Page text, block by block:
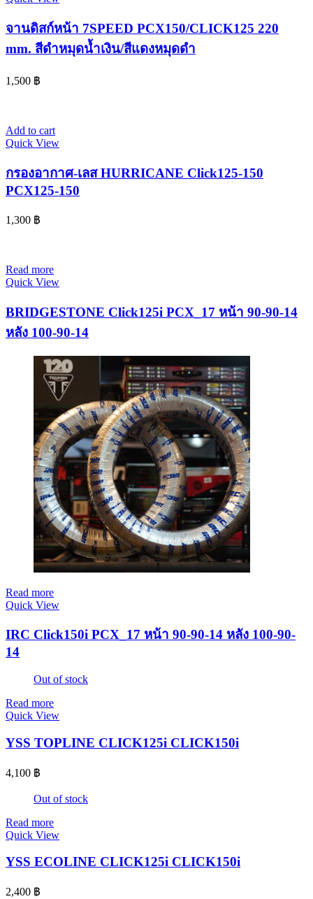
จานดิสก์หน้า 7SPEED PCX150/CLICK125 220
mm. สีดำหมุดน้ำเงิน/สีแดงหมุดดำ
1,500 ฿
Add to cart
Quick View
กรองอากาศ-เลส HURRICANE Click125-150
PCX125-150
1,300 ฿
Read more
Quick View
BRIDGESTONE Click125i PCX_17 หน้า 90-90-14
หลัง 100-90-14
Read more
Quick View
IRC Click150i PCX_17 หน้า 90-90-14 หลัง 100-90-
14
Out of stock
Read more
Quick View
YSS TOPLINE CLICK125i CLICK150i
4,100 ฿
Out of stock
Read more
Quick View
YSS ECOLINE CLICK125i CLICK150i
2,400 ฿